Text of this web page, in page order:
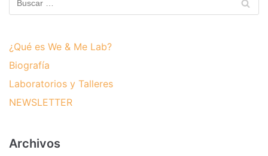
¿Qué es We & Me Lab?
Biografía
Laboratorios y Talleres
NEWSLETTER
Archivos